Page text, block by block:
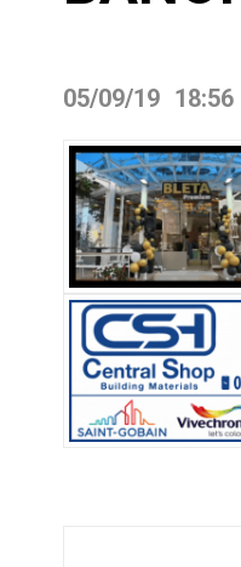
05/09/19 18:56